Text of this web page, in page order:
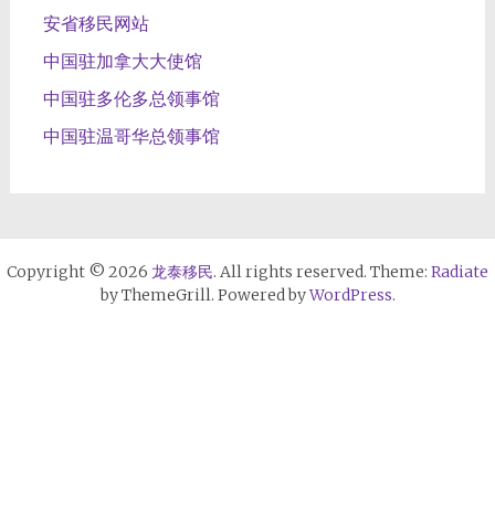
安省移民网站
中国驻加拿大大使馆
中国驻多伦多总领事馆
中国驻温哥华总领事馆
Copyright © 2026 龙泰移民. All rights reserved. Theme: Radiate
by ThemeGrill. Powered byWordPress.